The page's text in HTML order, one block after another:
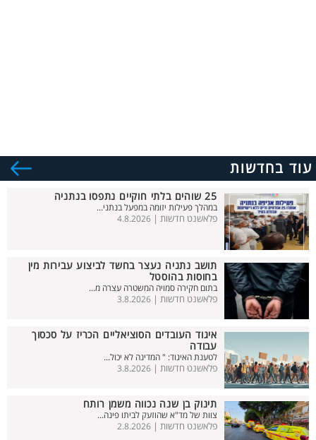
עוד בחדשות
25 שוהים בלתי חוקיים נתפסו בנתניה
במהלך פעילות יזומה במפעל בנתני...
פלאשנט חדשות | 4.8.2026
תושב נתניה נעצר בחשד לביצוע עבירות מין
בחוסות בהוסטל
בתום חקירה סמויה המשטרה עצרה מ...
פלאשנט חדשות | 3.8.2026
איגוד העובדים הסוציאליים הכריז על סכסוך
עבודה
לטענת האיגוד: " המדינה לא יכול...
פלאשנט חדשות | 3.8.2026
תינוק בן שנה נכווה משמן רותח
צוות של מד"א שהוזעק לביתו פינה...
פלאשנט חדשות | 2.8.2026